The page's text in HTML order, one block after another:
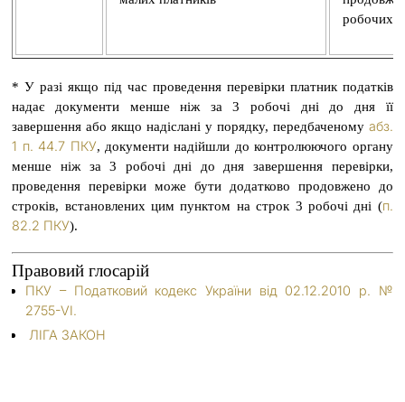
робочих
* У разі якщо під час проведення перевірки платник податків
надає документи менше ніж за 3 робочі дні до дня її
завершення або якщо надіслані у порядку, передбаченому абз.
1 п. 44.7 ПКУ, документи надійшли до контролюючого органу
менше ніж за 3 робочі дні до дня завершення перевірки,
проведення перевірки може бути додатково продовжено до
строків, встановлених цим пунктом на строк 3 робочі дні (п.
82.2 ПКУ).
Правовий глосарій
ПКУ – Податковий кодекс України від 02.12.2010 р. №
2755-VI.
ЛІГА ЗАКОН